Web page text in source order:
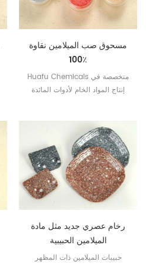
مسحوق صب الميلامين نقاوة
100٪
Huafu Chemicals متخصصة في
إنتاج المواد الخام لأدوات المائدة
رخام عصري جديد مثل مادة
الميلامين الحبيبية
حبيبات الميلامين ذات المظهر